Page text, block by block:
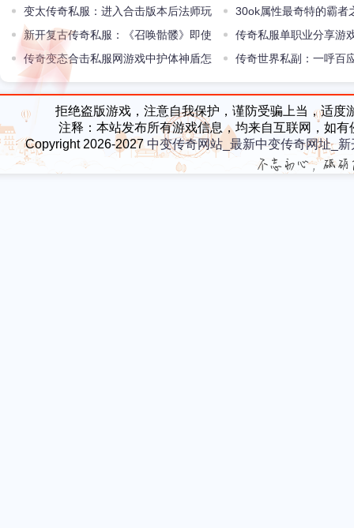
变太传奇私服：进入合击版本后法师玩
家的三大优势荡然无存
30ok属性最奇特的霸者
击速度1
新开复古传奇私服：《召唤骷髅》即使
身陨也要履行对她的承诺
传奇私服单职业分享游
办法
传奇变态合击私服网游戏中护体神盾怎
么取得
传奇世界私副：一呼百
城主现实中的妻子红袖添
拒绝盗版游戏，注意自我保护，谨防受骗上当，适
注释：本站发布所有游戏信息，均来自互联网，如
Copyright 2026-2027 中变传奇网站_最新中变传奇网址_